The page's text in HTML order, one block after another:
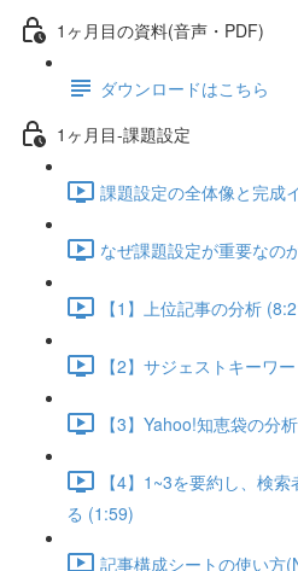
1ヶ月目の資料(音声・PDF)
ダウンロードはこちら
1ヶ月目-課題設定
課題設定の全体像と完成
なぜ課題設定が重要なの
【1】上位記事の分析
【2】サジェストキーワ
【3】Yahoo!知恵袋の分
【4】1~3を要約し、検
る (1:59)
記事構成シートの使い方